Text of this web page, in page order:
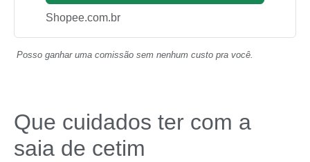
Shopee.com.br
Posso ganhar uma comissão sem nenhum custo pra você.
Que cuidados ter com a
saia de cetim